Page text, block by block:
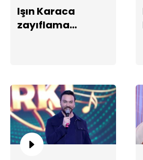
Işın Karaca
zayıflama